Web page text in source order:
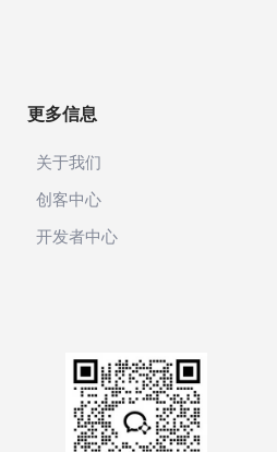
更多信息
关于我们
创客中心
开发者中心